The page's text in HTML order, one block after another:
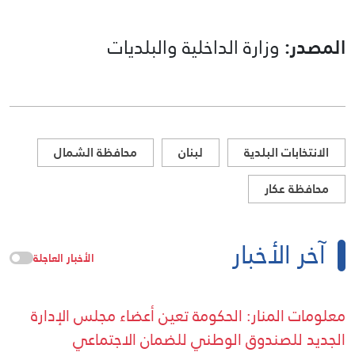
المصدر: وزارة الداخلية والبلديات
الانتخابات البلدية لبنان
محافظة الشمال
محافظة عكار
آخر الأخبار الأخبار العاجلة
معلومات المنار: الحكومة تعين أعضاء مجلس الإدارة
الجديد للصندوق الوطني للضمان الاجتماعي